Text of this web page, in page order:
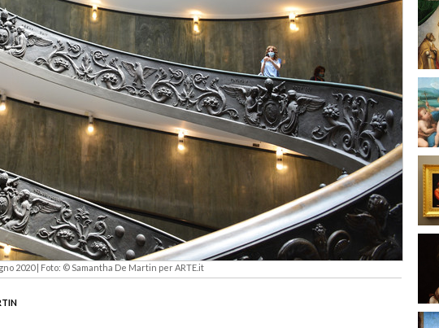
2020 | Foto: © Samantha De Martin per ARTE.it